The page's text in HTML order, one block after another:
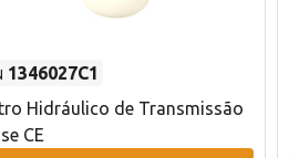
1346027C1
Hidráulico de Transmissão
CE